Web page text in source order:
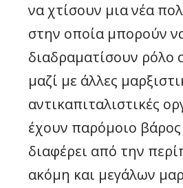
να χτίσουν μια νέα
στην οποία μπορούν
διαδραματίσουν ρόλο
μαζί με άλλες
αντικαπιταλιστικές
έχουν παρόμοιο
διαφέρει από την
ακόμη και μεγάλων